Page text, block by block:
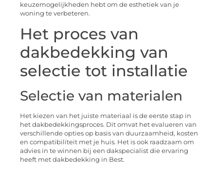
keuzemogelijkheden hebt om de esthetiek van je
woning te verbeteren.
Het proces van
dakbedekking van
selectie tot installatie
Selectie van materialen
Het kiezen van het juiste materiaal is de eerste stap in
het dakbedekkingsproces. Dit omvat het evalueren van
verschillende opties op basis van duurzaamheid, kosten
en compatibiliteit met je huis. Het is ook raadzaam om
advies in te winnen bij een dakspecialist die ervaring
heeft met dakbedekking in Best.